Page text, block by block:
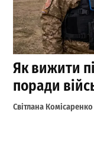
Як вижити
поради
Світлана Комісаренко